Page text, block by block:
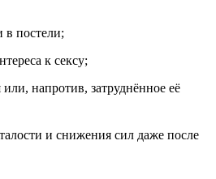
в постели;
к сексу;
или, напротив, затруднённое её
и снижения сил даже после